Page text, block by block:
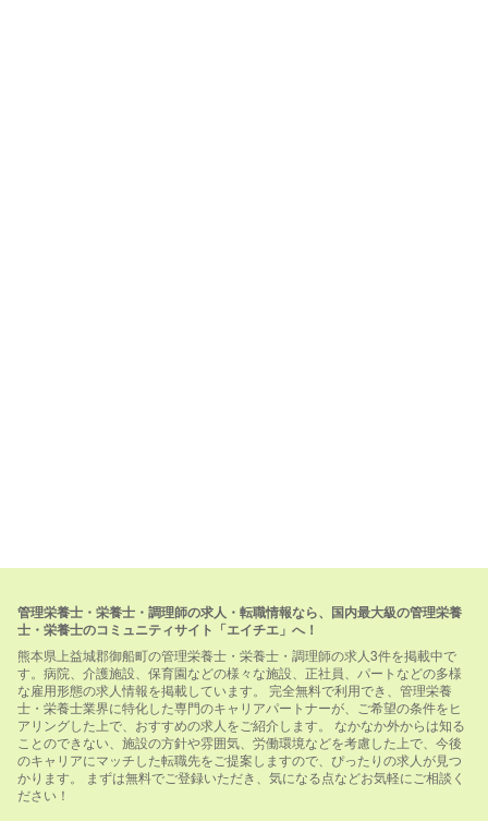
管理栄養士・栄養士・調理師の求人・転職情報なら、国内最大級の管理栄養
士・栄養士のコミュニティサイト「エイチエ」へ！
熊本県上益城郡御船町の管理栄養士・栄養士・調理師の求人3件を掲載中で
す。病院、介護施設、保育園などの様々な施設、正社員、パートなどの多様
な雇用形態の求人情報を掲載しています。 完全無料で利用でき、管理栄養
士・栄養士業界に特化した専門のキャリアパートナーが、ご希望の条件をヒ
アリングした上で、おすすめの求人をご紹介します。 なかなか外からは知る
ことのできない、施設の方針や雰囲気、労働環境などを考慮した上で、今後
のキャリアにマッチした転職先をご提案しますので、ぴったりの求人が見つ
かります。 まずは無料でご登録いただき、気になる点などお気軽にご相談く
ださい！